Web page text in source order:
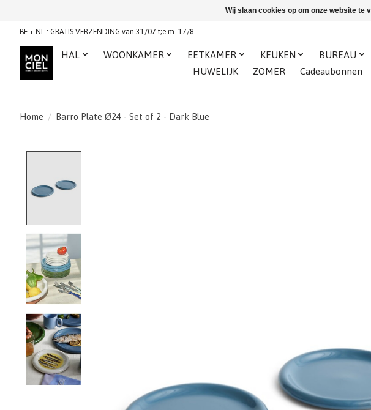
BE + NL : GRATIS VERZENDING van 31/07 t;e.m. 17/8
HAL WOONKAMER EETKAMER KEUKEN BUREAU
HUWELIJK
ZOMER Cadeaubonnen
Home / Barro Plate Ø24 - Set of 2 - Dark Blue
Wij slaan cookies op om onze website te